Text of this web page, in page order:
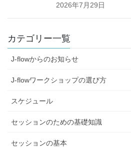
2026年7月29日
カテゴリー一覧
J-flowからのお知らせ
J-flowワークショップの選び方
スケジュール
セッションのための基礎知識
セッションの基本